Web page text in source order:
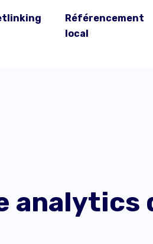
Référencement
local
analytics